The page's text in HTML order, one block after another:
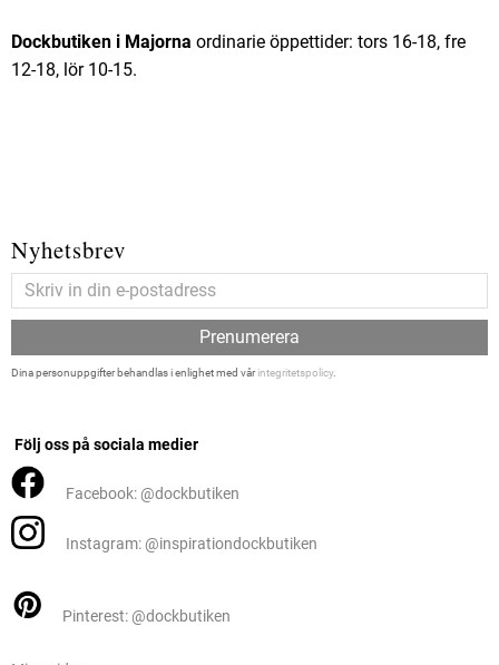
Dockbutiken i Majorna ordinarie öppettider: tors 16-18, fre
12-18, lör 10-15.
Nyhetsbrev
Prenumerera
Dina personuppgifter behandlas i enlighet med vårintegritetspolicy.
Följ oss på sociala medier
Facebook: @dockbutiken
Instagram: @inspirationdockbutiken
Pinterest: @dockbutiken